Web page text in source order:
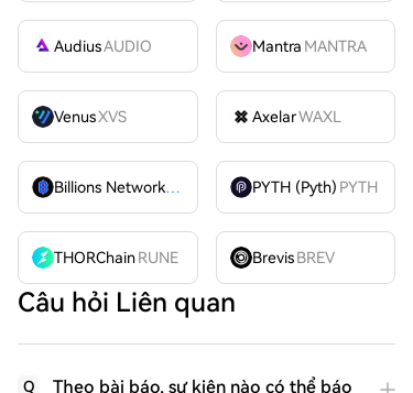
AudiusAUDIO Mantra MANTRA
VenusXVS AxelarWAXL
Billions Network
BILL PYTH (Pyth) PYTH
THORChainRUNE Brevis BREV
Câu hỏi Liên quan
Q Theo bài báo, sự kiện nào có thể báo